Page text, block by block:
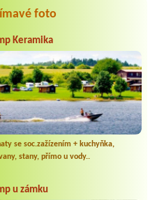
foto
Keramika
se soc.zažízením + kuchyňka,
stany, přímo u vody..
u zámku